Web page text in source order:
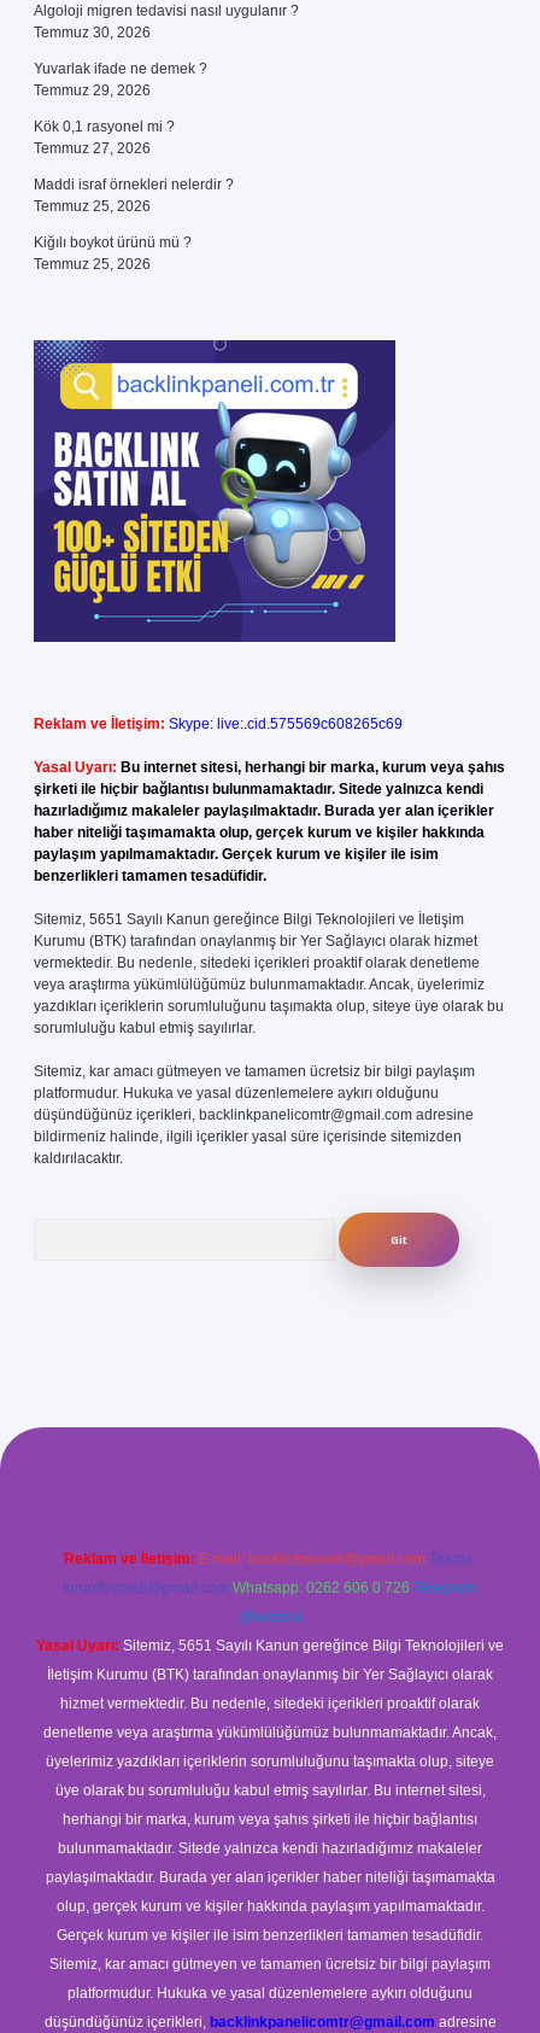
Algoloji migren tedavisi nasıl uygulanır ?
Temmuz 30, 2026
Yuvarlak ifade ne demek ?
Temmuz 29, 2026
Kök 0,1 rasyonel mi ?
Temmuz 27, 2026
Maddi israf örnekleri nelerdir ?
Temmuz 25, 2026
Kiğılı boykot ürünü mü ?
Temmuz 25, 2026
Reklam ve İletişim: Skype: live:.cid.575569c608265c69
Yasal Uyarı: Bu internet sitesi, herhangi bir marka, kurum veya şahıs
şirketi ile hiçbir bağlantısı bulunmamaktadır. Sitede yalnızca kendi
hazırladığımız makaleler paylaşılmaktadır. Burada yer alan içerikler
haber niteliği taşımamakta olup, gerçek kurum ve kişiler hakkında
paylaşım yapılmamaktadır. Gerçek kurum ve kişiler ile isim
benzerlikleri tamamen tesadüfidir.
Sitemiz, 5651 Sayılı Kanun gereğince Bilgi Teknolojileri ve İletişim
Kurumu (BTK) tarafından onaylanmış bir Yer Sağlayıcı olarak hizmet
vermektedir. Bu nedenle, sitedeki içerikleri proaktif olarak denetleme
veya araştırma yükümlülüğümüz bulunmamaktadır. Ancak, üyelerimiz
yazdıkları içeriklerin sorumluluğunu taşımakta olup, siteye üye olarak bu
sorumluluğu kabul etmiş sayılırlar.
Sitemiz, kar amacı gütmeyen ve tamamen ücretsiz bir bilgi paylaşım
platformudur. Hukuka ve yasal düzenlemelere aykırı olduğunu
düşündüğünüz içerikleri, backlinkpanelicomtr@gmail.com adresine
bildirmeniz halinde, ilgili içerikler yasal süre içerisinde sitemizden
kaldırılacaktır.
Reklam ve İletişim: E-mail: backlinkpaneli@gmail.com Teams:
forumhizmeti@gmail.com Whatsapp: 0262 606 0 726 Telegram:
@karabul
Yasal Uyarı: Sitemiz, 5651 Sayılı Kanun gereğince Bilgi Teknolojileri ve
İletişim Kurumu (BTK) tarafından onaylanmış bir Yer Sağlayıcı olarak
hizmet vermektedir. Bu nedenle, sitedeki içerikleri proaktif olarak
denetleme veya araştırma yükümlülüğümüz bulunmamaktadır. Ancak,
üyelerimiz yazdıkları içeriklerin sorumluluğunu taşımakta olup, siteye
üye olarak bu sorumluluğu kabul etmiş sayılırlar. Bu internet sitesi,
herhangi bir marka, kurum veya şahıs şirketi ile hiçbir bağlantısı
bulunmamaktadır. Sitede yalnızca kendi hazırladığımız makaleler
paylaşılmaktadır. Burada yer alan içerikler haber niteliği taşımamakta
olup, gerçek kurum ve kişiler hakkında paylaşım yapılmamaktadır.
Gerçek kurum ve kişiler ile isim benzerlikleri tamamen tesadüfidir.
Sitemiz, kar amacı gütmeyen ve tamamen ücretsiz bir bilgi paylaşım
platformudur. Hukuka ve yasal düzenlemelere aykırı olduğunu
düşündüğünüz içerikleri, backlinkpanelicomtr@gmail.com adresine